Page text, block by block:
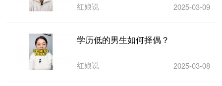
红娘说 2025-03-09
学历低的男生如何择偶？
红娘说 2025-03-08